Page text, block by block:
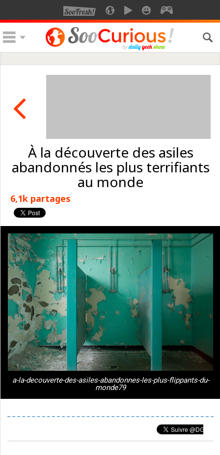
À la découverte des asiles
abandonnés les plus terrifiants
au monde
6,1k partages
a-la-decouverte-des-asiles-abandonnes-les-plus-flippants-du-
monde79